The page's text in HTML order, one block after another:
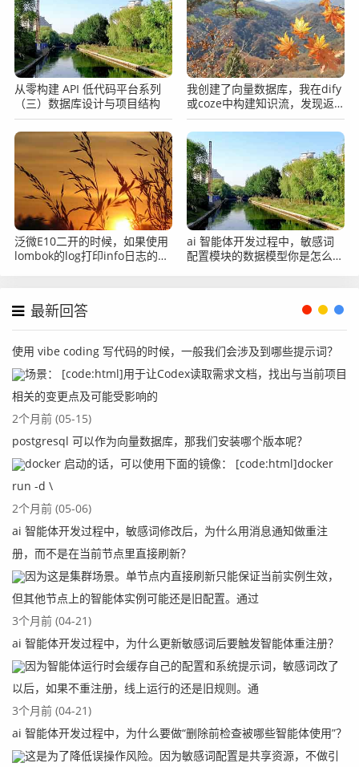
从零构建 API 低代码平台系列
（三）数据库设计与项目结构
我创建了向量数据库，我在dify
或coze中构建知识流，发现返
回的内容不准怎么办？
泛微E10二开的时候，如果使用
lombok的log打印info日志的话
ai 智能体开发过程中，敏感词
配置模块的数据模型你是怎么设
最新回答
使用 vibe coding 写代码的时候，一般我们会涉及到哪些提示词？
场景： [code:html]用于让Codex读取需求文档，找出与当前项目
相关的变更点及可能受影响的
2个月前 (05-15)
postgresql 可以作为向量数据库，那我们安装哪个版本呢？
docker 启动的话，可以使用下面的镜像： [code:html]docker
run -d \
2个月前 (05-06)
ai 智能体开发过程中，敏感词修改后，为什么用消息通知做重注
册，而不是在当前节点里直接刷新？
因为这是集群场景。单节点内直接刷新只能保证当前实例生效，
但其他节点上的智能体实例可能还是旧配置。通过
3个月前 (04-21)
ai 智能体开发过程中，为什么更新敏感词后要触发智能体重注册？
因为智能体运行时会缓存自己的配置和系统提示词，敏感词改了
以后，如果不重注册，线上运行的还是旧规则。通
3个月前 (04-21)
ai 智能体开发过程中，为什么要做“删除前检查被哪些智能体使用”？
这是为了降低误操作风险。因为敏感词配置是共享资源，不做引